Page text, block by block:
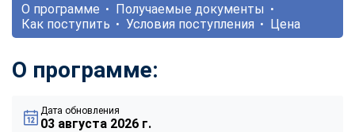
О программе
Получаемые документы
Как поступить
Условия поступления Цена
О программе:
Дата обновления
03 августа 2026 г.